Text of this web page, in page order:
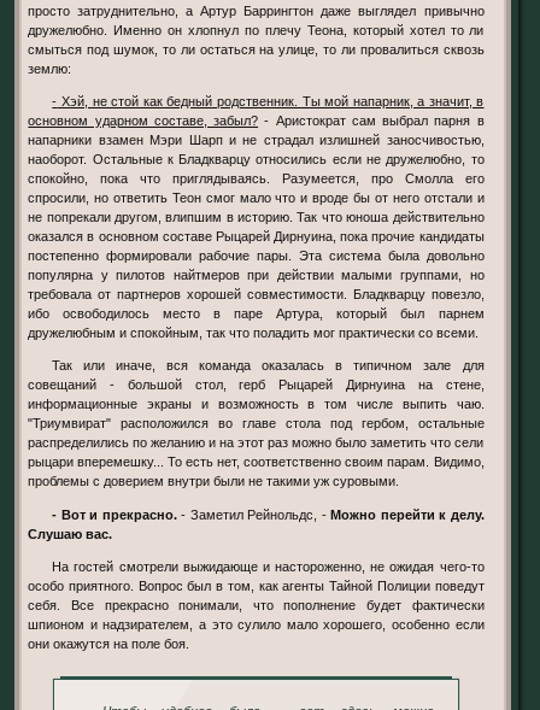
просто затруднительно, а Артур Баррингтон даже выглядел привычно
дружелюбно. Именно он хлопнул по плечу Теона, который хотел то ли
смыться под шумок, то ли остаться на улице, то ли провалиться сквозь
землю:
- Хэй, не стой как бедный родственник. Ты мой напарник, а значит, в
основном ударном составе, забыл? - Аристократ сам выбрал парня в
напарники взамен Мэри Шарп и не страдал излишней заносчивостью,
наоборот. Остальные к Бладкварцу относились если не дружелюбно, то
спокойно, пока что приглядываясь. Разумеется, про Смолла его
спросили, но ответить Теон смог мало что и вроде бы от него отстали и
не попрекали другом, влипшим в историю. Так что юноша действительно
оказался в основном составе Рыцарей Дирнуина, пока прочие кандидаты
постепенно формировали рабочие пары. Эта система была довольно
популярна у пилотов найтмеров при действии малыми группами, но
требовала от партнеров хорошей совместимости. Бладкварцу повезло,
ибо освободилось место в паре Артура, который был парнем
дружелюбным и спокойным, так что поладить мог практически со всеми.
Так или иначе, вся команда оказалась в типичном зале для
совещаний - большой стол, герб Рыцарей Дирнуина на стене,
информационные экраны и возможность в том числе выпить чаю.
"Триумвират" расположился во главе стола под гербом, остальные
распределились по желанию и на этот раз можно было заметить что сели
рыцари вперемешку... То есть нет, соответственно своим парам. Видимо,
проблемы с доверием внутри были не такими уж суровыми.
- Вот и прекрасно.- Заметил Рейнольдс, -Можно перейти к делу.
Слушаю вас.
На гостей смотрели выжидающе и настороженно, не ожидая чего-то
особо приятного. Вопрос был в том, как агенты Тайной Полиции поведут
себя. Все прекрасно понимали, что пополнение будет фактически
шпионом и надзирателем, а это сулило мало хорошего, особенно если
они окажутся на поле боя.